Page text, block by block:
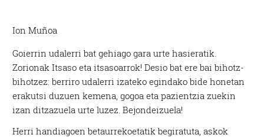
Ion Muñoa
Goierrin udalerri bat gehiago gara urte hasieratik.
Zorionak Itsaso eta itsasoarrok! Desio bat ere bai bihotz-
bihotzez: berriro udalerri izateko egindako bide honetan
erakutsi duzuen kemena, gogoa eta pazientzia zuekin
izan ditzazuela urte luzez. Bejondeizuela!
Herri handiagoen betaurrekoetatik begiratuta, askok